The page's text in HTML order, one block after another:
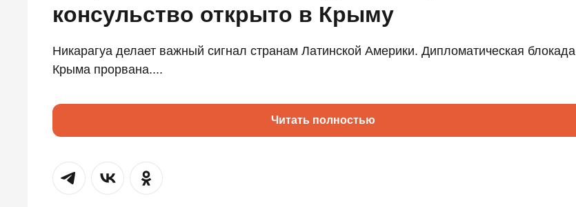
консульство открыто в Крыму
Никарагуа делает важный сигнал странам Латинской Америки. Дипломатическая блокада
Крыма прорвана....
Читать полностью